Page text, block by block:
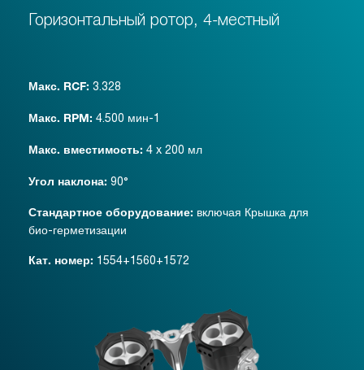
Горизонтальный ротор, 4-местный
Макс. RCF: 3.328
Макс. RPM: 4.500 мин-1
Макс. вместимость: 4 x 200 мл
Угол наклона: 90°
Стандартное оборудование: включая Крышка для
био-герметизации
Кат. номер: 1554+1560+1572